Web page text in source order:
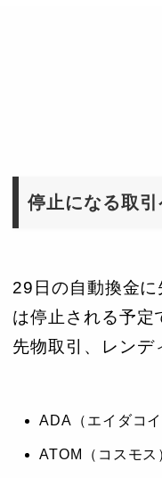
停止になる取引
29日の自動換金
は停止される予定
先物取引、レンデ
ADA（エイダコ
ATOM（コスモス